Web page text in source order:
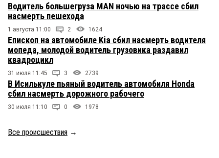
Водитель большегруза MAN ночью на трассе сбил
насмерть пешехода
1 августа 11:00 2 1624
Епископ на автомобиле Kia сбил насмерть водителя
мопеда, молодой водитель грузовика раздавил
квадроцикл
31 июля 11:45 3 2739
В Исилькуле пьяный водитель автомобиля Honda
сбил насмерть дорожного рабочего
30 июля 11:10 0 1978
Все происшествия →